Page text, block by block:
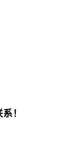
！